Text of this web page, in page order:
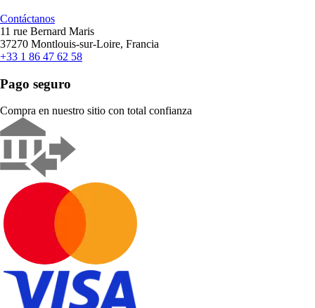
Contáctanos
11 rue Bernard Maris
37270 Montlouis-sur-Loire, Francia
+33 1 86 47 62 58
Pago seguro
Compra en nuestro sitio con total confianza